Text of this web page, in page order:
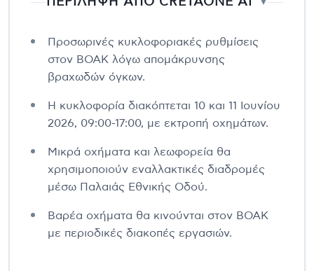
▼
Προσωρινές κυκλοφοριακές ρυθμίσεις
στον ΒΟΑΚ λόγω απομάκρυνσης
βραχωδών όγκων.
Η κυκλοφορία διακόπτεται 10 και 11 Ιουνίου
2026, 09:00-17:00, με εκτροπή οχημάτων.
Μικρά οχήματα και λεωφορεία θα
χρησιμοποιούν εναλλακτικές διαδρομές
μέσω Παλαιάς Εθνικής Οδού.
Βαρέα οχήματα θα κινούνται στον ΒΟΑΚ
με περιοδικές διακοπές εργασιών.